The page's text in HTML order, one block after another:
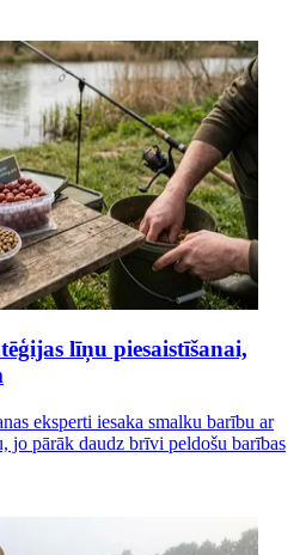
līņu piesaistīšanai,
eksperti iesaka smalku barību ar
jo pārāk daudz brīvi peldošu barības